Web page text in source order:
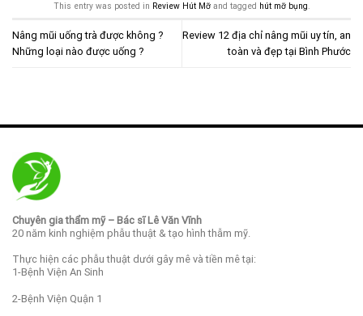
This entry was posted in Review Hút Mỡand tagged hút mỡ bụng.
Nâng mũi uống trà được không ?
Những loại nào được uống ?
Review 12 địa chỉ nâng mũi uy tín, an
toàn và đẹp tại Bình Phước
Chuyên gia thẩm mỹ – Bác sĩ Lê Văn Vĩnh
20 năm kinh nghiệm phẫu thuật & tạo hình thẫm mỹ.
Thực hiện các phẫu thuật dưới gây mê và tiền mê tại:
1-Bệnh Viện An Sinh
2-Bệnh Viện Quận 1